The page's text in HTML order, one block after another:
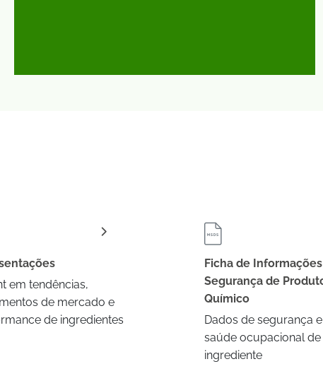
em tendências,
de mercado e
de ingredientes
Ficha de
Segurança de
Químico
Dados de segurança e
saúde ocupacional de
ingrediente